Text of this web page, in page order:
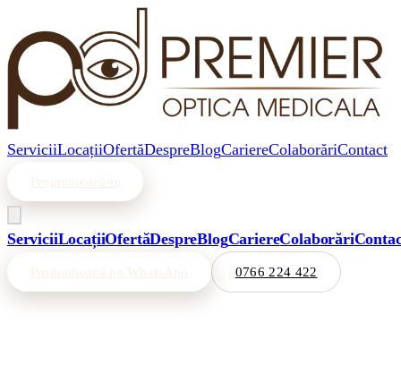
ServiciiLocațiiOfertăDespreBlogCariereColaborăriContact
Programează-te
ServiciiLocațiiOfertăDespreBlogCariereColaborări
Programează pe WhatsApp 0766 224 422